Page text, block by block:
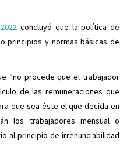
concluyó que la política de
principios y normas básicas de
“no procede que el trabajador
de las remuneraciones que
que sea éste el que decida en
los trabajadores mensual o
al principio de irrenunciabilidad